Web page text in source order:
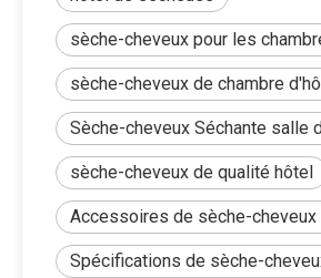
sèche-cheveux pour les
sèche-cheveux de chambre
Sèche-cheveux Séchante salle
sèche-cheveux de qualité hôtel
Accessoires de sèche-cheveux
Spécifications de sèche-